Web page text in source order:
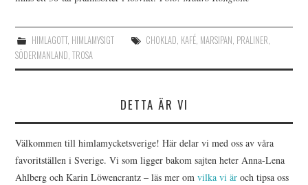
HIMLAGOTT, HIMLAMYSIGT CHOKLAD, KAFÉ, MARSIPAN, PRALINER,
SÖDERMANLAND,TROSA
DETTA ÄR VI
Välkommen till himlamycketsverige! Här delar vi med oss av våra
favoritställen i Sverige. Vi som ligger bakom sajten heter Anna-Lena
Ahlberg och Karin Löwencrantz – läs mer omvilka vi är och tipsa oss